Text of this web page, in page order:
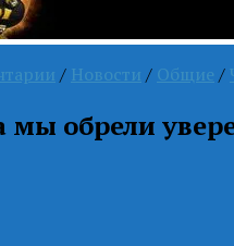
/ Новости / Общие /
обрели